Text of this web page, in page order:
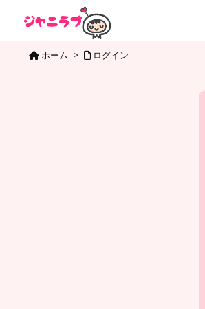
ホーム > ログイン